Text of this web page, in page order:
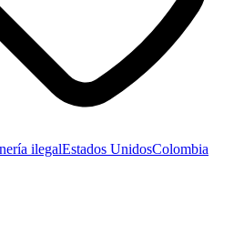
ilegalEstados UnidosColombia